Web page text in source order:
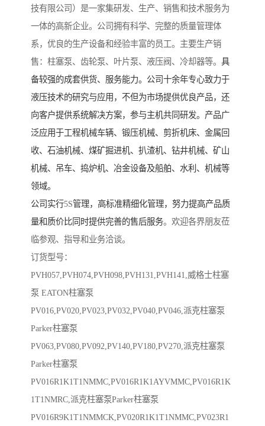
技有限公司）是一家集研发、生产、销售和技术服务为
一体的高新企业。公司拥有科学、完整的质量管理体
系，优良的生产设备和经验丰富的员工。主要生产销
售：柱塞泵、齿轮泵、叶片泵、液压阀、冷却器等。 具
备较强的成套供货、服务能力。公司十余年专心致力于
液压技术的研究与应用，不但为市场提供优良产品，还
向客户提供系统解决方案，参与主机共同研发。产品广
泛应用于工程机械车辆、锻压机械、剪折机床、金属回
收、石油机械、煤矿掘进机、扒渣机、钻井机械、矿山
机械、吊车、捣炉机、冶金设备及船舶、水利、机械等
领域。
公司实行5S管理，高标准精细化管理，努力提高产品质
量和质价比同时提供完善的售后服务。欢迎各界朋友莅
临参观、指导和业务洽谈。
订货型号：
PVH057,PVH074,PVH098,PVH131,PVH141,威格士柱塞
泵 EATON柱塞泵
PV016,PV020,PV023,PV032,PV040,PV046,派克柱塞泵
Parker柱塞泵
PV063,PV080,PV092,PV140,PV180,PV270,派克柱塞泵
Parker柱塞泵
PV016R1K1T1NMMC,PV016R1K1AYVMMC,PV016R1K
1T1NMRC,派克柱塞泵Parker柱塞泵
PV016R9K1T1NMMCK,PV020R1K1T1NMMC,PV023R1